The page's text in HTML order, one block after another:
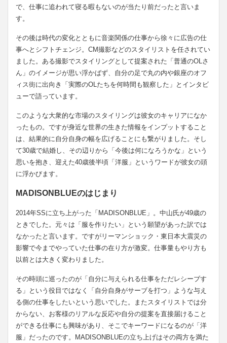
で、仕事に追われて寝る暇もないのが当たり前だったと言いま
す。
その後は時代の変化とともに音楽関係の仕事から徐々に広告の仕
事へとシフトチェンジ。CM撮影などのスタイリストを任されてい
ました。ある撮影でスタイリングとして提案された「普通のOLさ
ん」のイメージが思い浮かばず、自分の足で丸の内や銀座のオフ
ィス街に出向き「実際のOLたちを何時間も観察した」とインタビ
ューで語っています。
このような大衆的な市場のスタイリングは彼女のキャリアになか
ったもの。ですが身近な世界の生きた情報をインプットすること
は、結果的に自分自身の幅を広げることにも繋がりました。そし
て30歳で結婚し、その辺りから「今後は何になろうかな」という
思いを抱き、迎えた40歳後半頃「洋服」というワードが彼女の頭
に浮かびます。
MADISONBLUEのはじまり
2014年SSに立ち上がった「MADISONBLUE」。中山氏が49歳の
ときでした。元々は「服を作りたい」という願望があった訳では
なかったと言います。ですがリーマンショック・東日本大震災の
影響で今までやっていた仕事の在り方が激変。仕事量もやり方も
以前とは大きく変わりました。
その時頭に巡ったのが「自分に与えられる仕事をただレシーブす
る」という役目ではなく「自分自身がサーブを打つ」ような与え
る側の仕事をしたいという思いでした。またスタイリストでは分
からない、お客様のリアルな反応や自分の提案を直接届けること
ができる仕事にも興味があり、そこでキーワードになるのが「洋
服」だったのです。MADISONBLUEの立ち上げはその両方を満た